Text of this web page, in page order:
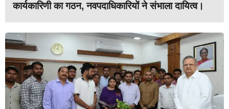
कार्यकारिणी का गठन, नवपदाधिकारियों ने संभाला दायित्व।